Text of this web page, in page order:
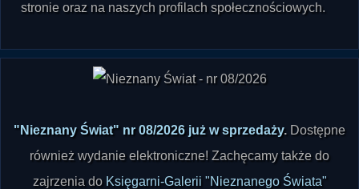
stronie oraz na naszych profilach społecznościowych.
"Nieznany Świat" nr 08/2026 już w sprzedaży. Dostępne
również wydanie elektroniczne! Zachęcamy także do
zajrzenia do Księgarni-Galerii "Nieznanego Świata"